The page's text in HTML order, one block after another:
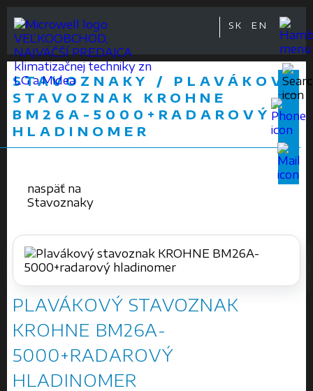
VEĽKOOBCHOD,
NAJVÄČŠÍ PREDAJCA
klimatizačnej techniky zn
LG a Midea
SK EN
STAVOZNAKY / PLAVÁKOVÝ
STAVOZNAK KROHNE
BM26A-5000+RADAROVÝ
HLADINOMER
naspäť na
Stavoznaky
PLAVÁKOVÝ STAVOZNAK
KROHNE BM26A-
5000+RADAROVÝ
HLADINOMER